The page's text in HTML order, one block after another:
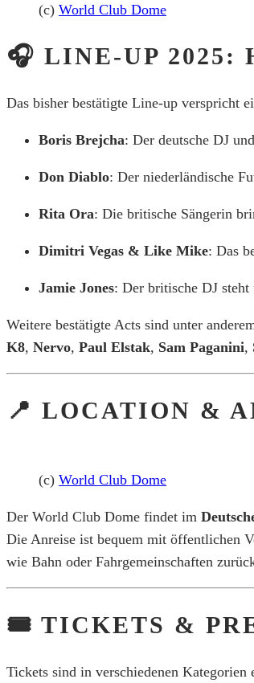
(c) World Club Dome
🎧 LINE-UP 2025:
Das bisher bestätigte Line-up verspricht
Boris Brejcha: Der deutsche DJ
Don Diablo: Der niederländische
Rita Ora: Die britische Sängerin
Dimitri Vegas & Like Mike: Das
Jamie Jones: Der britische DJ
Weitere bestätigte Acts sind unter
K8, Nervo, Paul Elstak, Sam Paganini,
📍 LOCATION &
(c) World Club Dome
Der World Club Dome findet im
Die Anreise ist bequem mit öffentlichen
wie Bahn oder Fahrgemeinschaften
🎟️ TICKETS &
Tickets sind in verschiedenen Kategorien